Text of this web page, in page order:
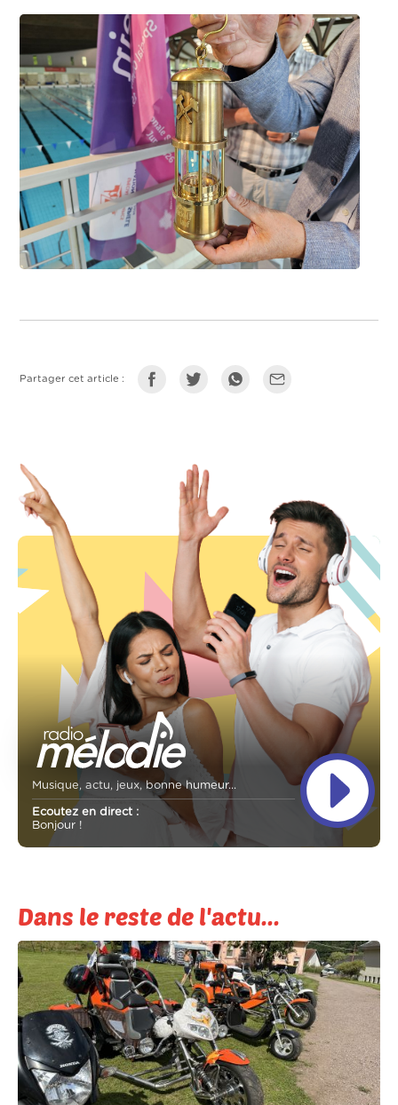
Partager cet article :
Musique, actu, jeux, bonne humeur...
Ecoutez en direct :
Bonjour !
Dans le reste de l'actu...